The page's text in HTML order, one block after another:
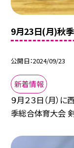
9月23日(月)秋
公開日 2024/09/23
新着情報
９月２３日（月）
季総合体育大会